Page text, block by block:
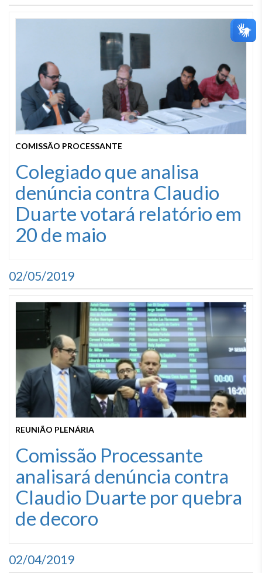
COMISSÃO PROCESSANTE
Colegiado que analisa
denúncia contra Claudio
Duarte votará relatório em
20 de maio
02/05/2019
REUNIÃO PLENÁRIA
Comissão Processante
analisará denúncia contra
Claudio Duarte por quebra
de decoro
02/04/2019